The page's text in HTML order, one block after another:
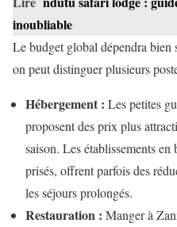
inoubliable
Le budget global dépendra bien
on peut distinguer plusieurs
Hébergement : Les petites
proposent des prix plus
saison. Les établissements
prisés, offrent parfois des
les séjours prolongés.
Restauration : Manger à